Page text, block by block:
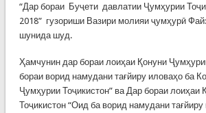
“Дар бораи Буҷети давлатии Ҷумҳурии
2018” гузориши Вазири молияи ҷумҳурӣ
шунида шуд.
Ҳамчунин дар бораи лоиҳаи Қонуни
бораи ворид намудани тағйиру иловаҳо ба
Ҷумҳурии Тоҷикистон” ва Дар бораи лоиҳаи
Тоҷикистон “Оид ба ворид намудани